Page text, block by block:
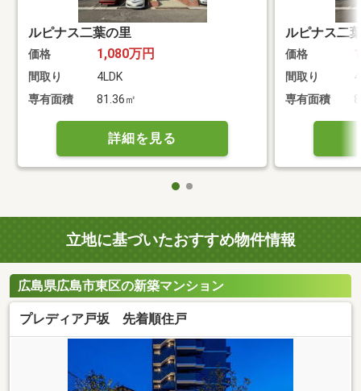
ルピナス二葉の里
価格 1,080万円
間取り
4LDK
専有面積
81.36㎡
詳細を見る
ルピナス二
価格
間取り
専有面積
立地に基づいたおすすめ物件情報
広島県広島市東区の新築マンション
プレディア戸坂 先着順住戸